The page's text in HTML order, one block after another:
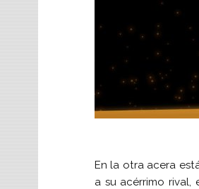
En la otra acera
a su acérrimo rival,